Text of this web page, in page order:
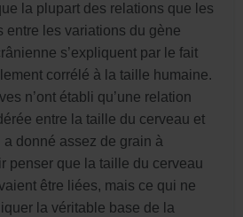
la plupart des relations que les
entre les variations du gène
s’expliquent par le fait
corrélé à la taille humaine.
n’ont établi qu’une relation
entre la taille du cerveau et
a donné assez de grain à
penser que la taille du cerveau
être liées, mais ce qui ne
la véritable base de la